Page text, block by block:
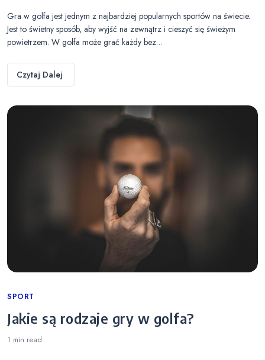
Gra w golfa jest jednym z najbardziej popularnych sportów na świecie.
Jest to świetny sposób, aby wyjść na zewnątrz i cieszyć się świeżym
powietrzem. W golfa może grać każdy bez…
Czytaj Dalej
Categories
SPORT
Jakie są rodzaje gry w golfa?
1 min read